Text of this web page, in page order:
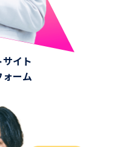
サイト
ォーム